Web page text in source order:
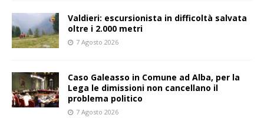
Valdieri: escursionista in difficoltà salvata
oltre i 2.000 metri
7 Agosto 2026
Caso Galeasso in Comune ad Alba, per la
Lega le dimissioni non cancellano il
problema politico
7 Agosto 2026